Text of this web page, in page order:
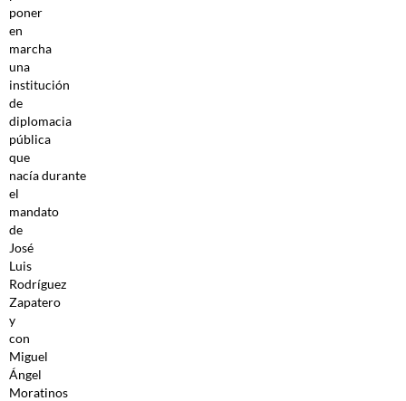
poner
en
marcha
una
institución
de
diplomacia
pública
que
nacía durante
el
mandato
de
José
Luis
Rodríguez
Zapatero
y
con
Miguel
Ángel
Moratinos